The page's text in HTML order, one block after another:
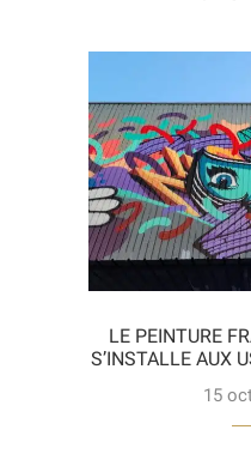
LE PEINTURE
S’INSTALLE AUX
15